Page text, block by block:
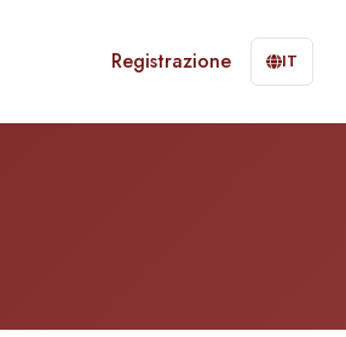
Registrazione IT